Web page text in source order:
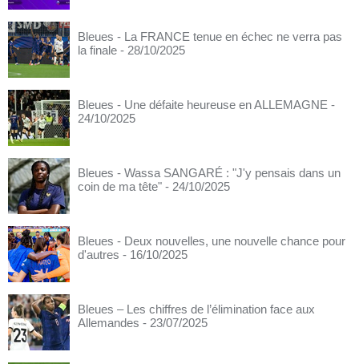
Bleues - La FRANCE tenue en échec ne verra pas
la finale - 28/10/2025
Bleues - Une défaite heureuse en ALLEMAGNE -
24/10/2025
Bleues - Wassa SANGARÉ : "J'y pensais dans un
coin de ma tête" - 24/10/2025
Bleues - Deux nouvelles, une nouvelle chance pour
d'autres - 16/10/2025
Bleues – Les chiffres de l’élimination face aux
Allemandes - 23/07/2025